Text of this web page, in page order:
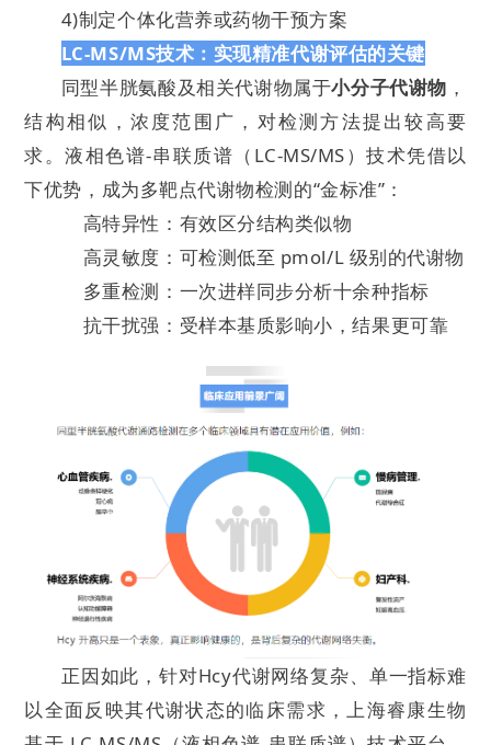
4)制定个体化营养或药物干预方案
LC-MS/MS技术：实现精准代谢评估的关键
同型半胱氨酸及相关代谢物属于小分子代谢物 ，
结构相似，浓度范围广，对检测方法提出较高要
求。液相色谱-串联质谱（LC-MS/MS）技术凭借以
下优势，成为多靶点代谢物检测的“金标准”：
高特异性：有效区分结构类似物
高灵敏度：可检测低至 pmol/L 级别的代谢物
多重检测：一次进样同步分析十余种指标
抗干扰强：受样本基质影响小，结果更可靠
正因如此，针对Hcy代谢网络复杂、单一指标难
以全面反映其代谢状态的临床需求，上海睿康生物